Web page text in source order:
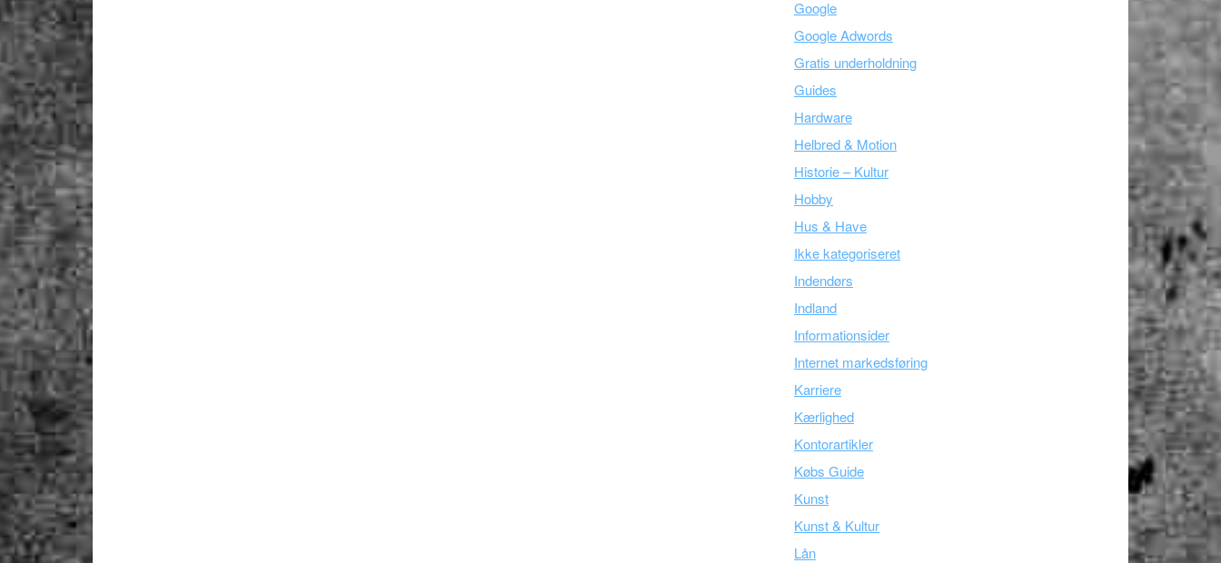
Google
Google Adwords
Gratis underholdning
Guides
Hardware
Helbred & Motion
Historie – Kultur
Hobby
Hus & Have
Ikke kategoriseret
Indendørs
Indland
Informationsider
Internet markedsføring
Karriere
Kærlighed
Kontorartikler
Købs Guide
Kunst
Kunst & Kultur
Lån